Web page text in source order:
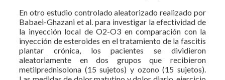
En otro estudio controlado aleatorizado realizado por
Babaei-Ghazani et al. para investigar la efectividad de
la inyección local de O2-O3 en comparación con la
inyección de esteroides en el tratamiento de la fascitis
plantar crónica, los pacientes se dividieron
aleatoriamente en dos grupos que recibieron
metilprednisolona (15 sujetos) y ozono (15 sujetos).